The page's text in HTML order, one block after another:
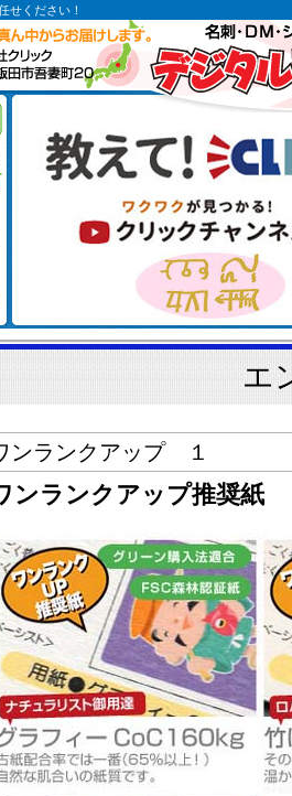
せください！
エ
ンランクアップ １
ンランクアップ推奨紙